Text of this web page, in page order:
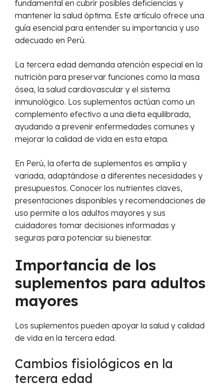
fundamental en cubrir posibles deficiencias y
mantener la salud óptima. Este artículo ofrece una
guía esencial para entender su importancia y uso
adecuado en Perú.
La tercera edad demanda atención especial en la
nutrición para preservar funciones como la masa
ósea, la salud cardiovascular y el sistema
inmunológico. Los suplementos actúan como un
complemento efectivo a una dieta equilibrada,
ayudando a prevenir enfermedades comunes y
mejorar la calidad de vida en esta etapa.
En Perú, la oferta de suplementos es amplia y
variada, adaptándose a diferentes necesidades y
presupuestos. Conocer los nutrientes claves,
presentaciones disponibles y recomendaciones de
uso permite a los adultos mayores y sus
cuidadores tomar decisiones informadas y
seguras para potenciar su bienestar.
Importancia de los
suplementos para adultos
mayores
Los suplementos pueden apoyar la salud y calidad
de vida en la tercera edad.
Cambios fisiológicos en la
tercera edad